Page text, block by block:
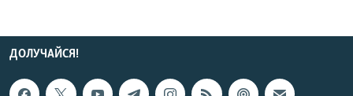
ДОЛУЧАЙСЯ!